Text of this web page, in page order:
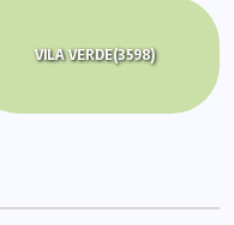
VILA VERDE(3598)